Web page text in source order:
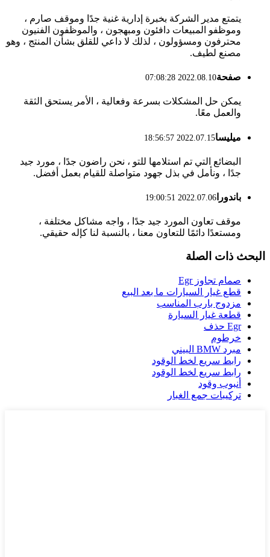
يتمتع مدير الشركة بخبرة إدارية غنية جدًا وموقف صارم ،
وموظفو المبيعات دافئون ومبهجون ، والموظفون الفنيون
محترفون ومسؤولون ، لذلك لا داعي للقلق بشأن المنتج ، وهو
مصنع لطيف.
صفحة2022.08.10 07:08:28
يمكن حل المشكلات بسرعة وفعالية ، الأمر يستحق الثقة
والعمل معًا.
ميليسا2022.07.15 18:56:57
البضائع التي تم استلامها للتو ، نحن راضون جدًا ، مورد جيد
جدًا ، ونأمل في بذل جهود متواصلة للقيام بعمل أفضل.
باندورا 2022.07.06 19:00:51
موقف تعاون المورد جيد جدًا ، واجه مشاكل مختلفة ،
ومستعدًا دائمًا للتعاون معنا ، بالنسبة لنا كإله حقيقي.
البحث ذات الصلة
صمام تجاوز Egr
قطع غيار السيارات ما بعد البيع
مزدوج بارب المناسب
قطعة غيار السيارة
Egr حذف
خرطوم
مبرد BMW البيني
رابط سريع لخط الوقود
رابط سريع لخط الوقود
أنبوب وقود
تركيبات جمع الغبار